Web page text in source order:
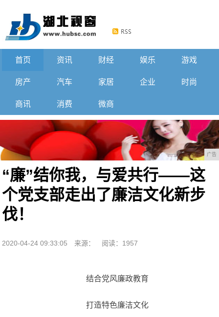
首页 资讯 财经 娱乐 游戏
房产 汽车 家居 企业 时尚
商讯 消费 微商
广告
“廉”结你我，与爱共行——这
个党支部走出了廉洁文化新步
伐！
2020-04-24 09:33:05 来源： 阅读：1957
结合党风廉政教育
打造特色廉洁文化